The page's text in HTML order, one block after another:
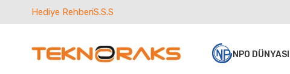
Hediye RehberiS.S.S
NPO DÜNYASI